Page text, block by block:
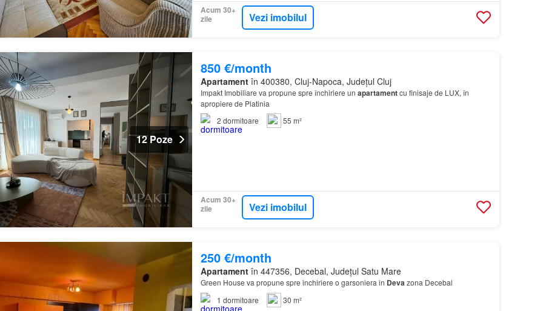
Acum 30+
zile
Vezi imobilul
12 Poze
850 €/month
Apartamentîn 400380, Cluj-Napoca, Județul Cluj
Impakt Imobiliare va propune spre închiriere un apartamentcu finisaje de LUX, în
apropiere de Platinia
2 dormitoare 55 m²
Acum 30+
zile
Vezi imobilul
250 €/month
Apartamentîn 447356, Decebal, Județul Satu Mare
Green House va propune spre inchiriere o garsoniera in Devazona Decebal
1 dormitoare 30 m²